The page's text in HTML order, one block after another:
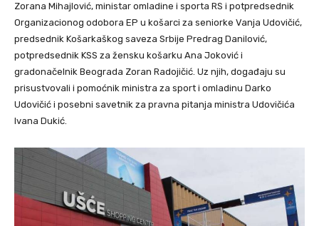
Zorana Mihajlović, ministar omladine i sporta RS i potpredsednik
Organizacionog odobora EP u košarci za seniorke Vanja Udovičić,
predsednik Košarkaškog saveza Srbije Predrag Danilović,
potpredsednik KSS za žensku košarku Ana Joković i
gradonačelnik Beograda Zoran Radojičić. Uz njih, događaju su
prisustvovali i pomoćnik ministra za sport i omladinu Darko
Udovičić i posebni savetnik za pravna pitanja ministra Udovičića
Ivana Dukić.